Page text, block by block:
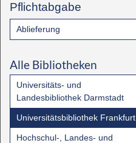
Pflichtabgabe
Ablieferung
Alle Bibliotheken
Universitäts- und
Landesbibliothek Darmstadt
Universitätsbibliothek Frankfurt
Hochschul-, Landes- und